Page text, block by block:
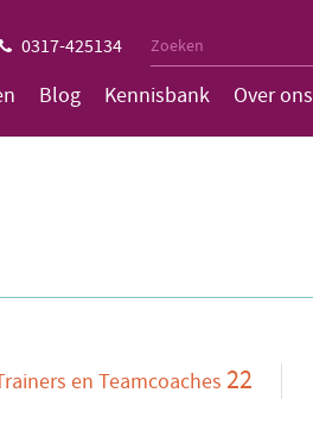
0317-425134
Blog Kennisbank Over ons
en Teamcoaches22